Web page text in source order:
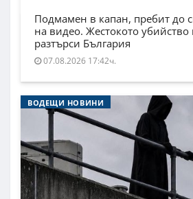
Подмамен в капан, пребит до
на видео. Жестокото убийство
разтърси България
07.08.2026 17:42ч.
ВОДЕЩИ НОВИНИ